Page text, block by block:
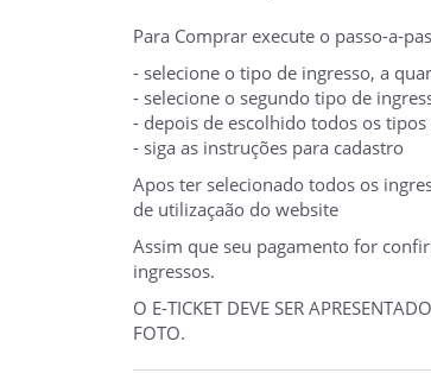
Para Comprar execute o passo-a-
- selecione o tipo de ingresso, a
- selecione o segundo tipo de
- depois de escolhido todos os
- siga as instruções para cadastro
Apos ter selecionado todos os
de utilizaçaão do website
Assim que seu pagamento for
ingressos.
O E-TICKET DEVE SER
FOTO.